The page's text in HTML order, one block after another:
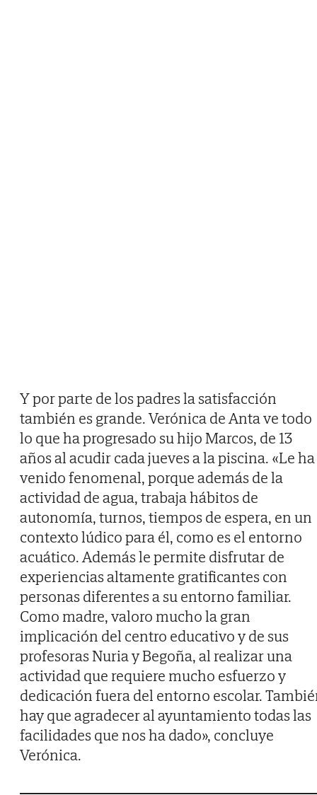
Y por parte de los padres la satisfacción
también es grande. Verónica de Anta ve todo
lo que ha progresado su hijo Marcos, de 13
años al acudir cada jueves a la piscina. «Le ha
venido fenomenal, porque además de la
actividad de agua, trabaja hábitos de
autonomía, turnos, tiempos de espera, en un
contexto lúdico para él, como es el entorno
acuático. Además le permite disfrutar de
experiencias altamente gratificantes con
personas diferentes a su entorno familiar.
Como madre, valoro mucho la gran
implicación del centro educativo y de sus
profesoras Nuria y Begoña, al realizar una
actividad que requiere mucho esfuerzo y
dedicación fuera del entorno escolar.
hay que agradecer al ayuntamiento todas las
facilidades que nos ha dado», concluye
Verónica.